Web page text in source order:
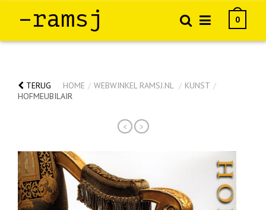
–ramsj 0
TERUG HOME / WEBWINKEL RAMSJ.NL / KUNST /
HOFMEUBILAIR
< >